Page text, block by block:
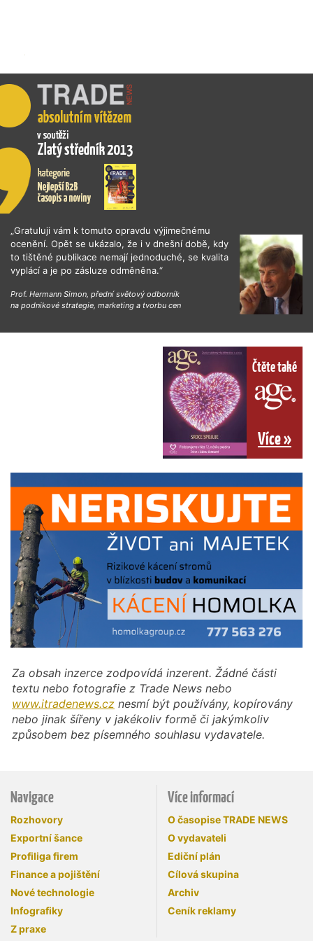
„Gratuluji vám k tomuto opravdu výjimečnému
ocenění. Opět se ukázalo, že i v dnešní době, kdy
to tištěné publikace nemají jednoduché, se kvalita
vyplácí a je po zásluze odměněna.“
Prof. Hermann Simon, přední světový odborník
na podnikové strategie, marketing a tvorbu cen
Čtěte také
Více »
Za obsah inzerce zodpovídá inzerent. Žádné části
textu nebo fotografie z Trade News nebo
www.itradenews.cz nesmí být používány, kopírovány
nebo jinak šířeny v jakékoliv formě či jakýmkoliv
způsobem bez písemného souhlasu vydavatele.
Navigace
Rozhovory
Exportní šance
Profiliga firem
Finance a pojištění
Nové technologie
Infografiky
Z praxe
Více informací
O časopise TRADE NEWS
O vydavateli
Ediční plán
Cílová skupina
Archiv
Ceník reklamy